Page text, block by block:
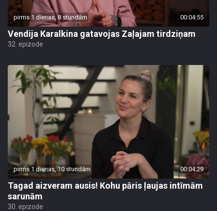
pirms 1 dienas, 8 stundām 00:04:55
Vendija Karalkina gatavojas Zaļajam tirdziņam
32. epizode
pirms 1 dienas, 10 stundām 00:04:29
Tagad aizveram ausis! Kohu pāris ļaujas intīmām
sarunām
30. epizode